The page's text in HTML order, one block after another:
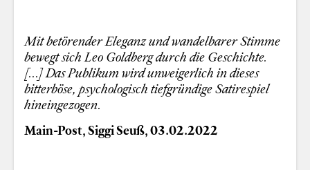
Mit betörender Eleganz und wandelbarer Stimme
bewegt sich Leo Goldberg durch die Geschichte.
[...] Das Publikum wird unweigerlich in dieses
bitterböse, psychologisch tiefgründige Satirespiel
hineingezogen.
Main-Post, Siggi Seuß, 03.02.2022